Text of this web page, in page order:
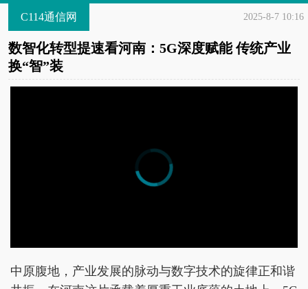
C114通信网 2025-8-7 10:16
数智化转型提速看河南：5G深度赋能 传统产业
换“智”装
中原腹地，产业发展的脉动与数字技术的旋律正和谐